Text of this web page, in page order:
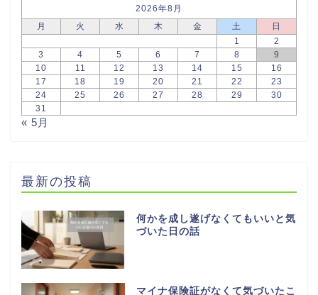
2026年8月
月
火 水 木 金 土
日
1
2
3
4 5 6 7 8
9
10
11 12 13 14 15
16
17
18 19 20 21 22
23
24
25 26 27 28 29
30
31
« 5月
最新の投稿
何かを成し遂げなくてもいいと気
づいた日の話
マイナ保険証がなくて気づいたこ